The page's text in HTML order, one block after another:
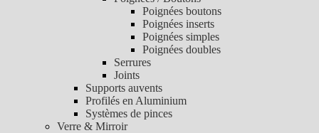
Poignées boutons
Poignées inserts
Poignées simples
Poignées doubles
Serrures
Joints
Supports auvents
Profilés en Aluminium
Systèmes de pinces
Verre & Mirroir